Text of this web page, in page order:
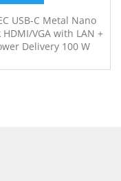
USB-C Metal Nano
HDMI/VGA with LAN +
Delivery 100 W